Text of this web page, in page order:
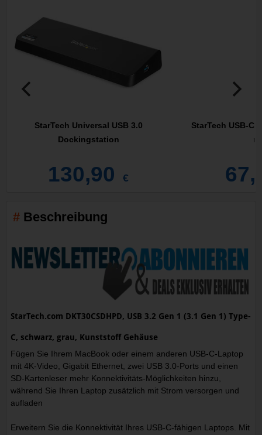
StarTech Universal USB 3.0
Dockingstation
130,90 €
StarTech USB-C
Beschreibung
StarTech.com DKT30CSDHPD, USB 3.2 Gen 1 (3.1 Gen 1) Type-
C, schwarz, grau, Kunststoff Gehäuse
Fügen Sie Ihrem MacBook oder einem anderen USB-C-Laptop
mit 4K-Video, Gigabit Ethernet, zwei USB 3.0-Ports und einen
SD-Kartenleser mehr Konnektivitäts-Möglichkeiten hinzu,
während Sie Ihren Laptop zusätzlich mit Strom versorgen und
aufladen
Erweitern Sie die Konnektivität Ihres USB-C-fähigen Laptops. Mit